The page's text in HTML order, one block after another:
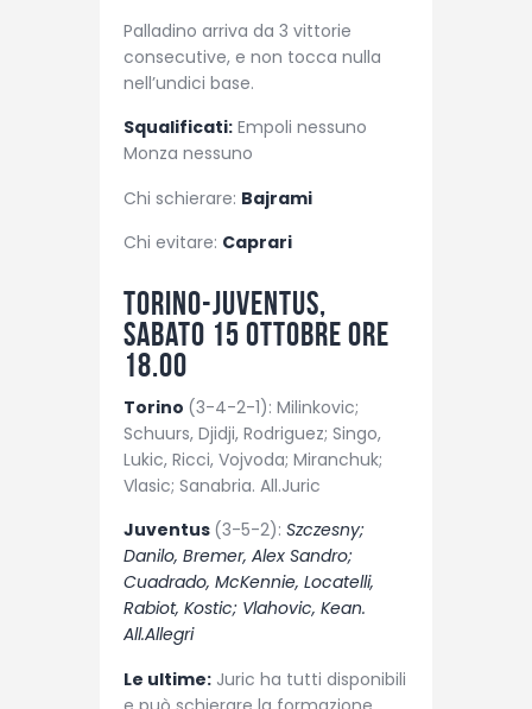
Palladino arriva da 3 vittorie
consecutive, e non tocca nulla
nell’undici base.
Squalificati: Empoli nessuno
Monza nessuno
Chi schierare: Bajrami
Chi evitare: Caprari
Torino-Juventus,
sabato 15 ottobre ore
18.00
Torino (3-4-2-1): Milinkovic;
Schuurs, Djidji, Rodriguez; Singo,
Lukic, Ricci, Vojvoda; Miranchuk;
Vlasic; Sanabria. All.Juric
Juventus (3-5-2): Szczesny;
Danilo, Bremer, Alex Sandro;
Cuadrado, McKennie, Locatelli,
Rabiot, Kostic; Vlahovic, Kean.
All.Allegri
Le ultime: Juric ha tutti disponibili